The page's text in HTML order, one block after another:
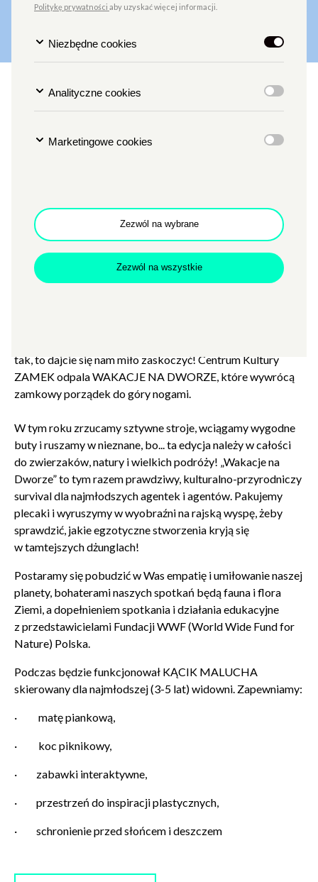
Dołącz do newslettera
POTWIERDŹ ADRES EMAIL
w celu skorzystania z usługi newsletter.
Kultury ZAMEK z siedzibą w Poznaniu. Zapoznałem/am
osobowych, które są zawarte wPolityce prywatności
OGŁASZAMY PROGRAM
WAKACJI NA DWORZE!
BILETY W SPRZEDAŻY!
14.07
tak, to dajcie się nam miło zaskoczyć! Centrum Kultury
ZAMEK odpala WAKACJE NA DWORZE, które wywrócą
zamkowy porządek do góry nogami.
W tym roku zrzucamy sztywne stroje, wciągamy wygodne
buty i ruszamy w nieznane, bo... ta edycja należy w całości
do zwierzaków, natury i wielkich podróży! „Wakacje na
Dworze” to tym razem prawdziwy, kulturalno-przyrodniczy
survival dla najmłodszych agentek i agentów. Pakujemy
plecaki i wyruszymy w wyobraźni na rajską wyspę, żeby
sprawdzić, jakie egzotyczne stworzenia kryją się
w tamtejszych dżunglach!
Postaramy się pobudzić w Was empatię i umiłowanie naszej
planety, bohaterami naszych spotkań będą fauna i flora
Ziemi, a dopełnieniem spotkania i działania edukacyjne
z przedstawicielami Fundacji WWF (World Wide Fund for
Nature) Polska.
Podczas będzie funkcjonował KĄCIK MALUCHA
skierowany dla najmłodszej (3-5 lat) widowni. Zapewniamy:
· matę piankową,
· koc piknikowy,
· zabawki interaktywne,
· przestrzeń do inspiracji plastycznych,
· schronienie przed słońcem i deszczem
Politykę prywatności aby uzyskać więcej informacji.
Niezbędne cookies
Analityczne cookies
Marketingowe cookies
Zezwól na wybrane
Zezwól na wszystkie